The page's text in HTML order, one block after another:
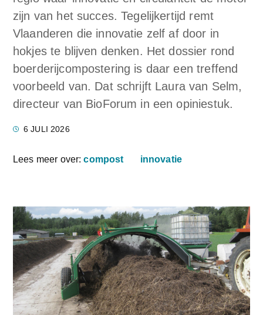
zijn van het succes. Tegelijkertijd remt
Vlaanderen die innovatie zelf af door in
hokjes te blijven denken. Het dossier rond
boerderijcompostering is daar een treffend
voorbeeld van. Dat schrijft Laura van Selm,
directeur van BioForum in een opiniestuk.
6 JULI 2026
Lees meer over:compost innovatie